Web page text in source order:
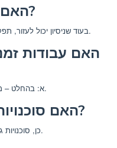
האם אני צריך ניסיון קודם עבור עבודות זמניות?
בעוד שניסיון יכול לעזור, תפקידים זמניים רבים מתמקדים יותר במיומנויות הניתנות להעברה וביכולת הסתגלות.
האם עבודות
א: בהחלט – משרות זמניות מאפשרות לך לבחון תעשייה חדשה לפני שאתה מתחייב לטווח ארוך.
האם סוכנויות כוח אדם מסייעות במציאת עבודה זמנית?
כן, סוכנויות גיוס מתמחות לעיתים קרובות בחיבור מועמדים עם הזדמנויות עבודה זמניות וחוזים.